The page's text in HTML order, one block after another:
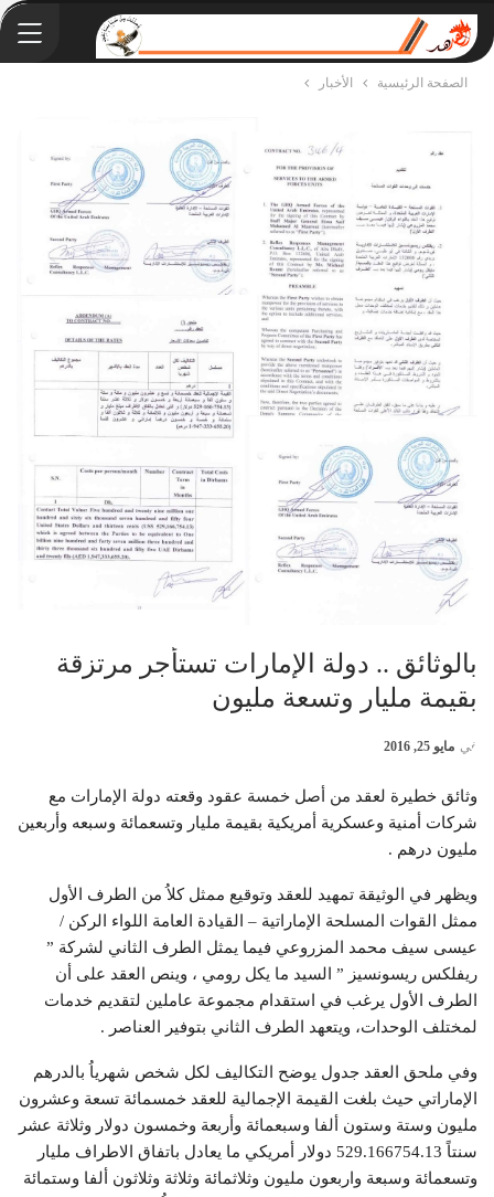
الصفحة الرئيسية الأخبار
بالوثائق .. دولة الإمارات تستأجر مرتزقة
بقيمة مليار وتسعة مليون
في مايو 25, 2016
وثائق خطيرة لعقد من أصل خمسة عقود وقعته دولة الإمارات مع
شركات أمنية وعسكرية أمريكية بقيمة مليار وتسعمائة وسبعه وأربعين
مليون درهم .
ويظهر في الوثيقة تمهيد للعقد وتوقيع ممثل كلاُ من الطرف الأول
ممثل القوات المسلحة الإماراتية – القيادة العامة اللواء الركن /
عيسى سيف محمد المزروعي فيما يمثل الطرف الثاني لشركة ”
ريفلكس ريسونسيز ” السيد ما يكل رومي ، وينص العقد على أن
الطرف الأول يرغب في استقدام مجموعة عاملين لتقديم خدمات
لمختلف الوحدات، ويتعهد الطرف الثاني بتوفير العناصر .
وفي ملحق العقد جدول يوضح التكاليف لكل شخص شهرياُ بالدرهم
الإماراتي حيث بلغت القيمة الإجمالية للعقد خمسمائة تسعة وعشرون
مليون وستة وستون ألفا وسبعمائة وأربعة وخمسون دولار وثلاثة عشر
سنتاً 529.166754.13 دولار أمريكي ما يعادل باتفاق الاطراف مليار
وتسعمائة وسبعة واربعون مليون وثلاثمائة وثلاثة وثلاثون ألفا وستمائة